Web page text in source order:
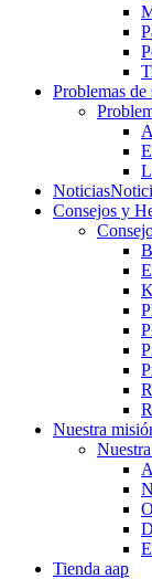
Problemas de
Noticias
Consejos y
Nuestra
Tienda aap